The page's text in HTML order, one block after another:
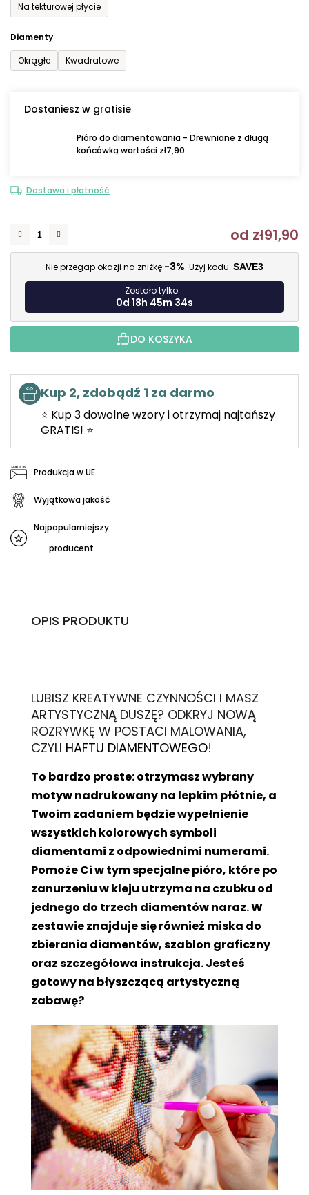
Na tekturowej płycie
Diamenty
Okrągłe
Kwadratowe
Dostaniesz w gratisie
Pióro do diamentowania - Drewniane z długą
końcówką wartości zł7,90
Dostawa i płatność
od zł91,90
Nie przegap okazji na zniżkę -3%. Użyj kodu: SAVE3
Zostało tylko...
0d 18h 45m 32s
DO KOSZYKA
Kup 2, zdobądź 1 za darmo
⭐ Kup 3 dowolne wzory i otrzymaj najtańszy
GRATIS! ⭐
Produkcja w UE
Wyjątkowa jakość
Najpopularniejszy
producent
OPIS PRODUKTU
LUBISZ KREATYWNE CZYNNOŚCI I MASZ
ARTYSTYCZNĄ DUSZĘ? ODKRYJ NOWĄ
ROZRYWKĘ W POSTACI MALOWANIA,
CZYLI HAFTU DIAMENTOWEGO!
To bardzo proste: otrzymasz wybrany
motyw nadrukowany na lepkim płótnie, a
Twoim zadaniem będzie wypełnienie
wszystkich kolorowych symboli
diamentami z odpowiednimi numerami.
Pomoże Ci w tym specjalne pióro, które po
zanurzeniu w kleju utrzyma na czubku od
jednego do trzech diamentów naraz. W
zestawie znajduje się również miska do
zbierania diamentów, szablon graficzny
oraz szczegółowa instrukcja. Jesteś
gotowy na błyszczącą artystyczną
zabawę?